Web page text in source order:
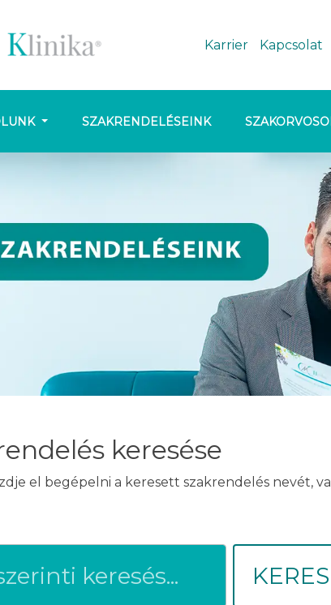
Karrier Kapcsolat
SZAKRENDELÉSEINK
keresése
el begépelni a keresett szakrendelés nevét,